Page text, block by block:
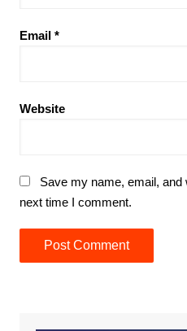
Email *
Website
Save my name, email,
next time I comment.